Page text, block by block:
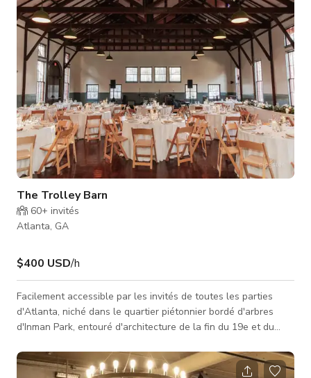
salle de conférence pour des groupes de travail ou des
vendeurs, et une zone de récept
The Trolley Barn
60+ invités
Atlanta, GA
$400 USD/h
Facilement accessible par les invités de toutes les parties
d'Atlanta, niché dans le quartier piétonnier bordé d'arbres
d'Inman Park, entouré d'architecture de la fin du 19e et du
réfléchie de son environnement résidentiel, un joyau
architectural et un rappel gracieux du passé qui sert